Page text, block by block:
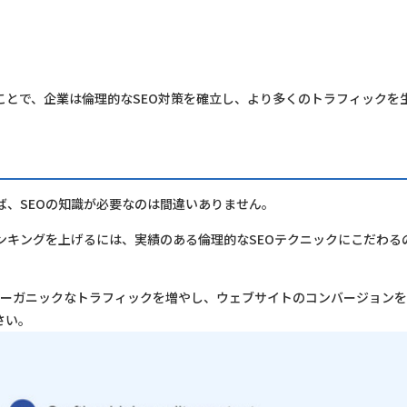
で、企業は倫理的なSEO対策を確立し、より多くのトラフィックを
SEOの知識が必要なのは間違いありません。
ングを上げるには、実績のある倫理的なSEOテクニックにこだわる
ガニックなトラフィックを増やし、ウェブサイトのコンバージョン
。